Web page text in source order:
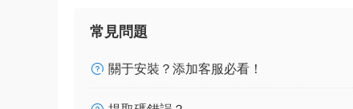
常見問題
關于安裝？添加客服必看！